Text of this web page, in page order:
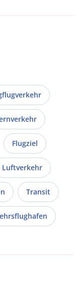
Flugziel
Luftverkehr
Transit